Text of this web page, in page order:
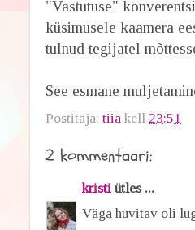
"Vastutuse"
küsimusele kaamera
tulnud tegijatel
See esmane
Postitaja:tiia kell 23:51
2 kommentaari:
kristi ütles ...
Väga huvitav oli